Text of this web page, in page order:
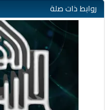
روابط ذات صلة